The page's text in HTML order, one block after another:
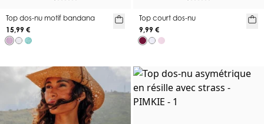
Top dos-nu motif bandana
15,99 €
Top court dos-nu
9,99 €